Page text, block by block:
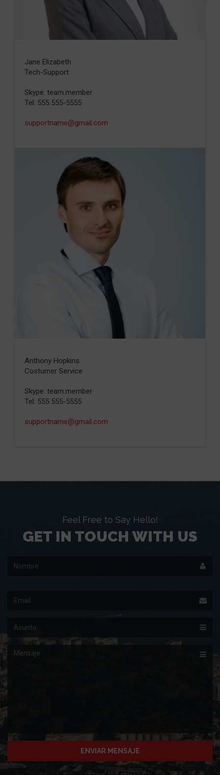
Jane Elizabeth
Tech-Support
Skype: team.member
Tel: 555 555-5555
supportname@gmail.com
Anthony Hopkins
Costumer Service
Skype: team.member
Tel: 555 555-5555
supportname@gmail.com
Feel Free to Say Hello!
GET IN TOUCH WITH US
Mensaje